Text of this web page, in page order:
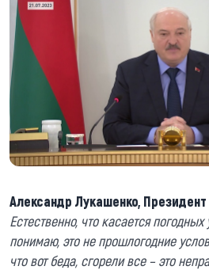
Александр Лукашенко,
Естественно, что касается
понимаю, это не прошлогодние
что вот беда, сгорели все – это